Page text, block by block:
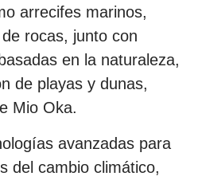
arrecifes marinos,
rocas, junto con
en la naturaleza,
de playas y dunas,
Mio Oka.
avanzadas para
del cambio climático,